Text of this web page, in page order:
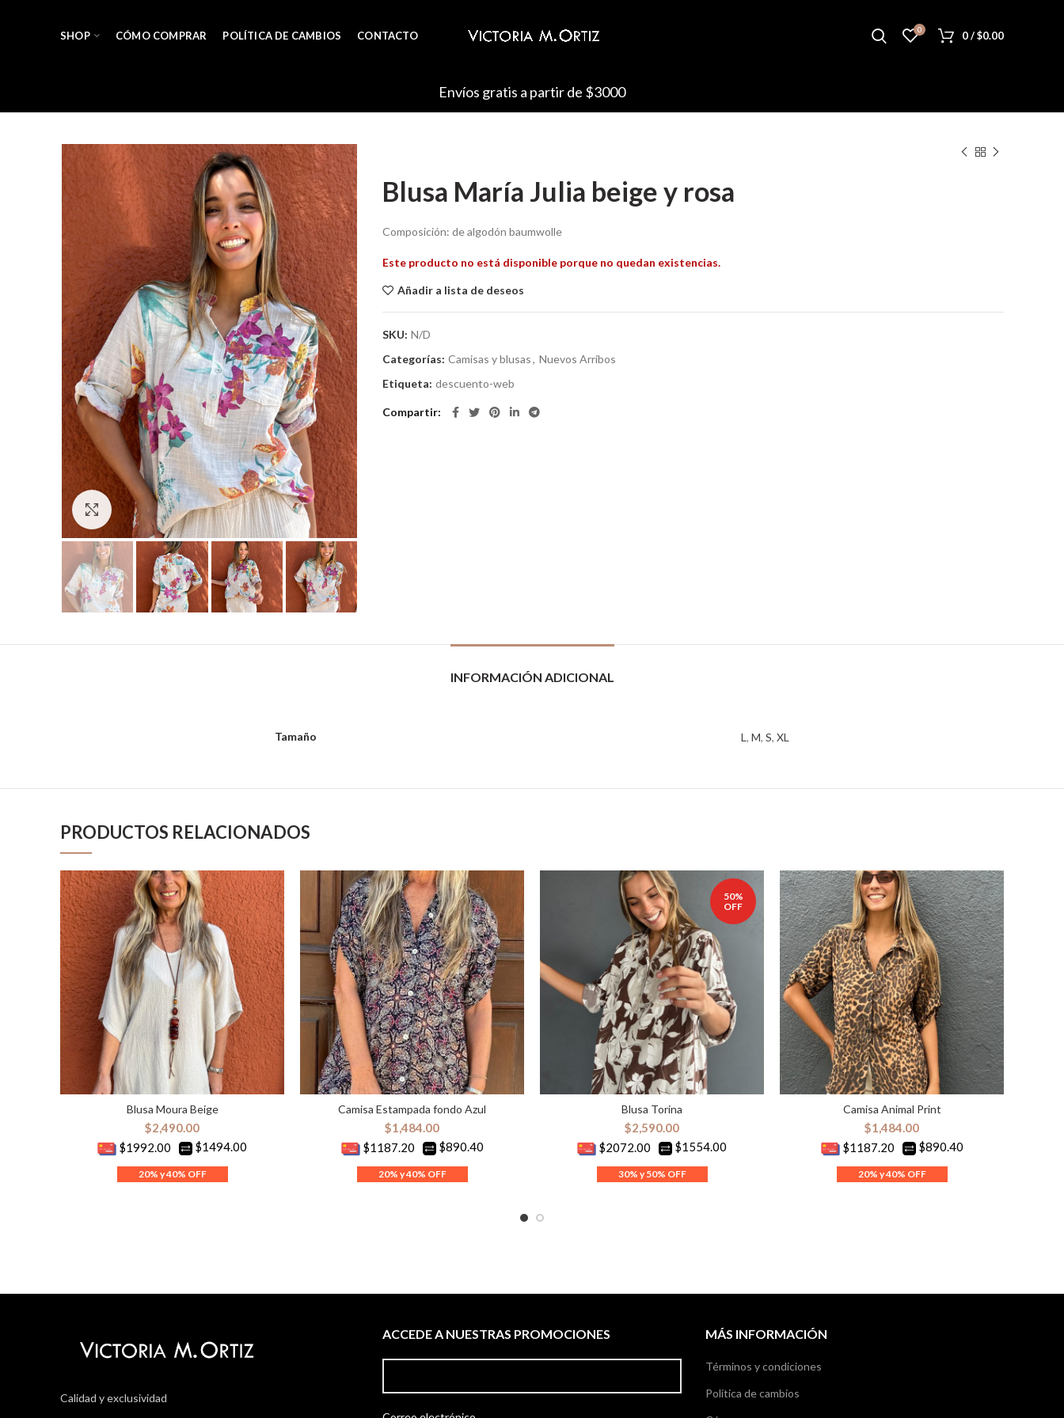
SHOP CÓMO COMPRAR POLÍTICA DE CAMBIOS CONTACTO 0 0/$0.00
Envíos gratis a partir de $3000
Hacer zoom
Blusa María Julia beige y rosa
Composición: de algodón baumwolle
Este producto no está disponible porque no quedan existencias.
Añadir a lista de deseos
SKU: N/D
Categorías: Camisas y blusas, Nuevos Arribos
Etiqueta: descuento-web
Compartir
INFORMACIÓN ADICIONAL
Tamaño L , M, S, XL
PRODUCTOS RELACIONADOS
SELECCIONAR OPCIONES
Blusa Moura Beige
$2,490.00
$1992.00
$1494.00
SELECCIONAR OPCIONES
Camisa Estampada fondo Azul
$1,484.00
$1187.20
$890.40
50%
OFF
SELECCIONAR OPCIONES
Blusa Torina
$2,590.00
$2072.00
$1554.00
SELECCIONAR OPCIONES
Camisa Animal Print
$1,484.00
$1187.20
$890.40
Calidad y exclusividad
ACCEDE A NUESTRAS PROMOCIONES MÁS INFORMACIÓN
Términos y condiciones
Política de cambios